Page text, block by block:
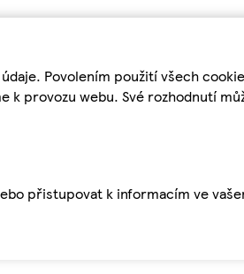
Povolením použití všech
k provozu webu. Své rozhodnutí
přistupovat k informacím ve